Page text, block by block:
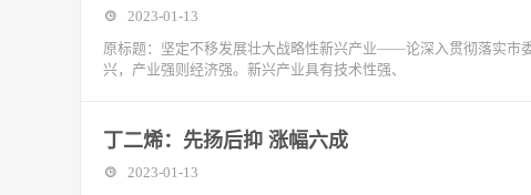
2023-01-13
原标题：坚定不移发展壮大战略性新兴产业——论深入贯彻落实市
兴，产业强则经济强。新兴产业具有技术性强、
丁二烯：先扬后抑 涨幅六成
2023-01-13